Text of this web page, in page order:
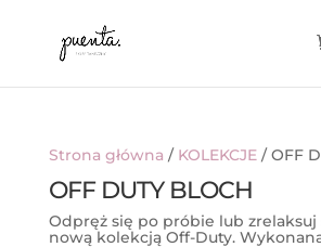
Strona główna / KOLEKCJE/ OFF
OFF DUTY BLOCH
Odpręż się po próbie lub zrelaksuj
nową kolekcją Off-Duty.